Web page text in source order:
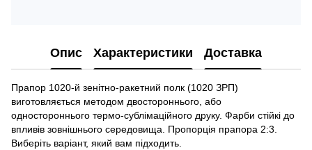
Опис Характеристики Доставка
Прапор 1020-й зенітно-ракетний полк (1020 ЗРП)
виготовляється методом двостороннього, або
одностороннього термо-сублімаційного друку. Фарби стійкі до
впливів зовнішнього середовища. Пропорція прапора 2:3.
Виберіть варіант, який вам підходить.